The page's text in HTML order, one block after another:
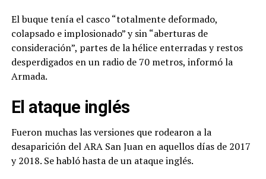
El buque tenía el casco “totalmente deformado,
colapsado e implosionado” y sin “aberturas de
consideración”, partes de la hélice enterradas y restos
desperdigados en un radio de 70 metros, informó la
Armada.
El ataque inglés
Fueron muchas las versiones que rodearon a la
desaparición del ARA San Juan en aquellos días de 2017
y 2018. Se habló hasta de un ataque inglés.